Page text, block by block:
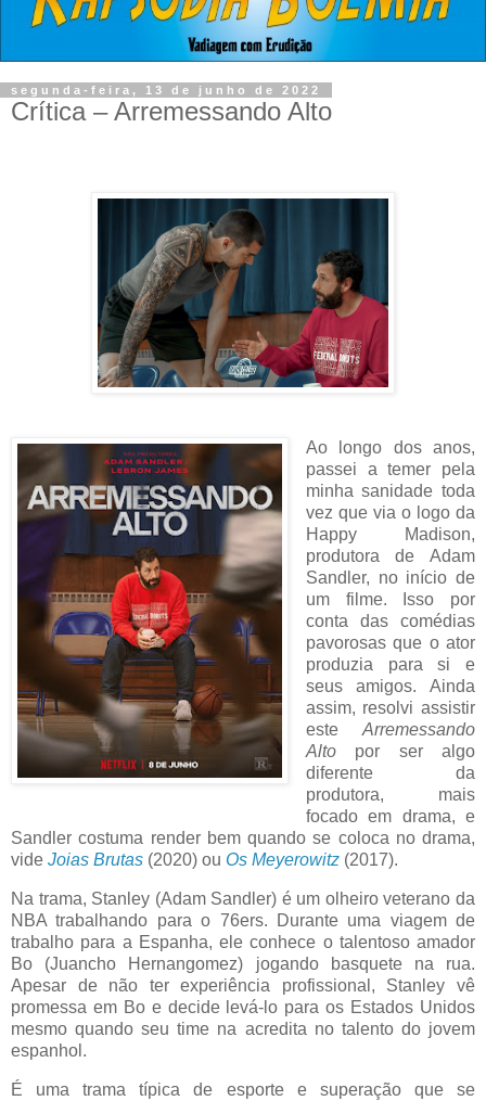
segunda-feira, 13 de junho de 2022
Crítica – Arremessando Alto
Ao longo dos anos,
passei a temer pela
minha sanidade toda
vez que via o logo da
Happy Madison,
produtora de Adam
Sandler, no início de
um filme. Isso por
conta das comédias
pavorosas que o ator
produzia para si e
seus amigos. Ainda
assim, resolvi assistir
esteArremessando
Altopor ser algo
diferente da
produtora, mais
focado em drama, e
Sandler costuma render bem quando se coloca no drama,
vide Joias Brutas (2020) ou Os Meyerowitz (2017).
Na trama, Stanley (Adam Sandler) é um olheiro veterano da
NBA trabalhando para o 76ers. Durante uma viagem de
trabalho para a Espanha, ele conhece o talentoso amador
Bo (Juancho Hernangomez) jogando basquete na rua.
Apesar de não ter experiência profissional, Stanley vê
promessa em Bo e decide levá-lo para os Estados Unidos
mesmo quando seu time na acredita no talento do jovem
espanhol.
É uma trama típica de esporte e superação que se